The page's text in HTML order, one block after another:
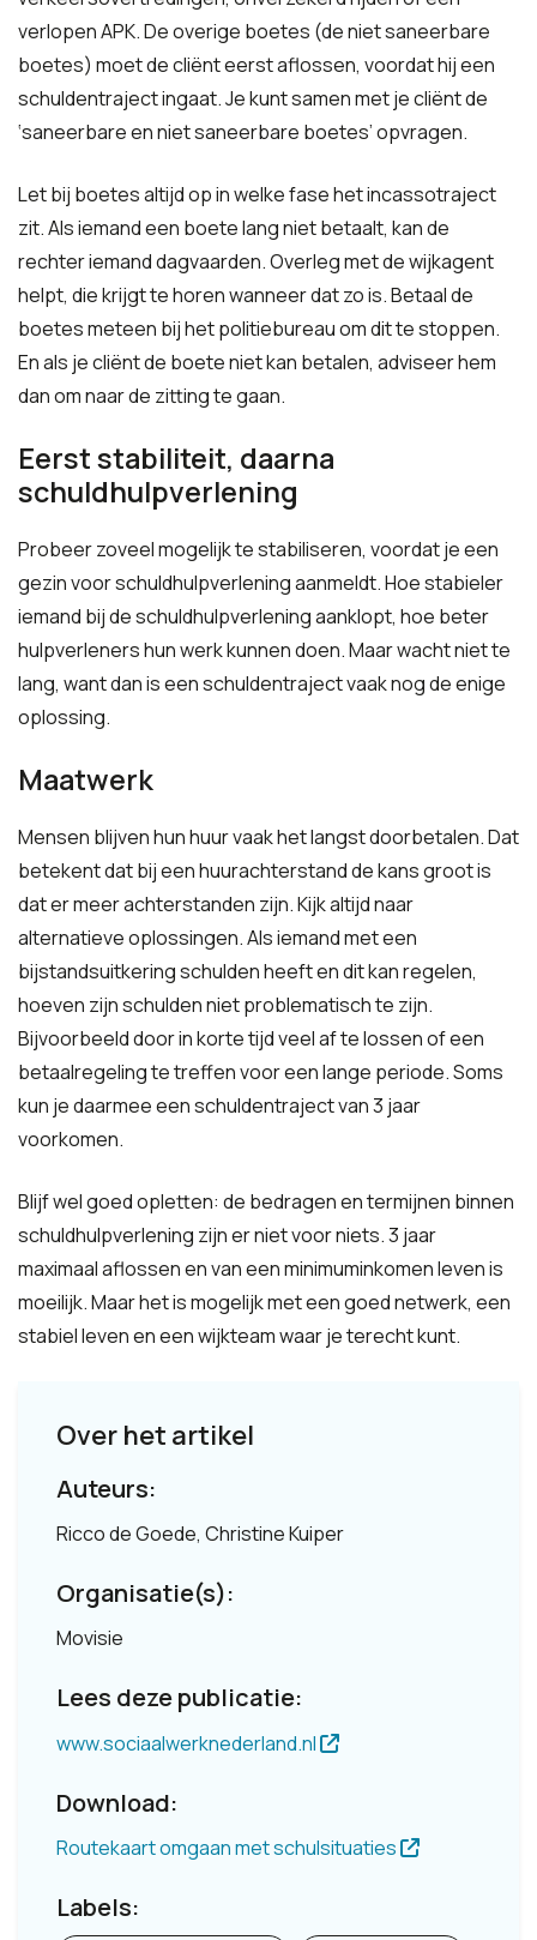
verlopen APK. De overige boetes (de niet saneerbare
boetes) moet de cliënt eerst aflossen, voordat hij een
schuldentraject ingaat. Je kunt samen met je cliënt de
‘saneerbare en niet saneerbare boetes’ opvragen.
Let bij boetes altijd op in welke fase het incassotraject
zit. Als iemand een boete lang niet betaalt, kan de
rechter iemand dagvaarden. Overleg met de wijkagent
helpt, die krijgt te horen wanneer dat zo is. Betaal de
boetes meteen bij het politiebureau om dit te stoppen.
En als je cliënt de boete niet kan betalen, adviseer hem
dan om naar de zitting te gaan.
Eerst stabiliteit, daarna
schuldhulpverlening
Probeer zoveel mogelijk te stabiliseren, voordat je een
gezin voor schuldhulpverlening aanmeldt. Hoe stabieler
iemand bij de schuldhulpverlening aanklopt, hoe beter
hulpverleners hun werk kunnen doen. Maar wacht niet te
lang, want dan is een schuldentraject vaak nog de enige
oplossing.
Maatwerk
Mensen blijven hun huur vaak het langst doorbetalen. Dat
betekent dat bij een huurachterstand de kans groot is
dat er meer achterstanden zijn. Kijk altijd naar
alternatieve oplossingen. Als iemand met een
bijstandsuitkering schulden heeft en dit kan regelen,
hoeven zijn schulden niet problematisch te zijn.
Bijvoorbeeld door in korte tijd veel af te lossen of een
betaalregeling te treffen voor een lange periode. Soms
kun je daarmee een schuldentraject van 3 jaar
voorkomen.
Blijf wel goed opletten: de bedragen en termijnen binnen
schuldhulpverlening zijn er niet voor niets. 3 jaar
maximaal aflossen en van een minimuminkomen leven is
moeilijk. Maar het is mogelijk met een goed netwerk, een
stabiel leven en een wijkteam waar je terecht kunt.
Over het artikel
Auteurs:
Ricco de Goede, Christine Kuiper
Organisatie(s):
Movisie
Lees deze publicatie:
www.sociaalwerknederland.nl
Download:
Routekaart omgaan met schulsituaties
Labels: